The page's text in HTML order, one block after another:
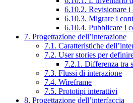
6.10.2. Revisionare i
6.10.3. Migrare i
6.10.4. Pubblicare i
7. Progettazione dell’interazione
7.1. Caratteristiche
7.2. User stories per
7.2.1. Differenza tra
7.3. Flussi di interazione
7.4. Wireframe
7.5. Prototipi interattivi
8. Progettazione dell’interfaccia